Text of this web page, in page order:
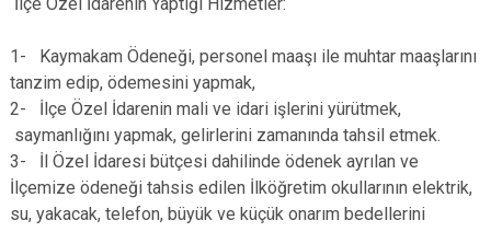
1- Kaymakam Ödeneği, personel maaşı ile muhtar maaşlarını
tanzim edip, ödemesini yapmak,
2- İlçe Özel İdarenin mali ve idari işlerini yürütmek,
saymanlığını yapmak, gelirlerini zamanında tahsil etmek.
3- İl Özel İdaresi bütçesi dahilinde ödenek ayrılan ve
İlçemize ödeneği tahsis edilen İlköğretim okullarının elektrik,
su, yakacak, telefon, büyük ve küçük onarım bedellerini